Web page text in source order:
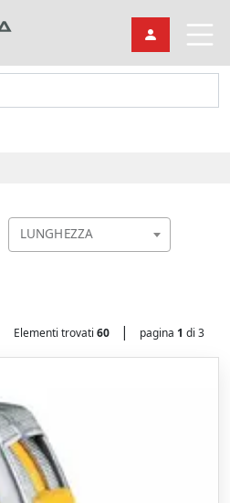
LUNGHEZZA
Elementi trovati 60 | pagina 1 di 3